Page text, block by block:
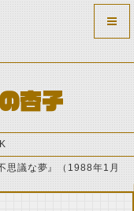
杏子
思議な夢』（1988年1月